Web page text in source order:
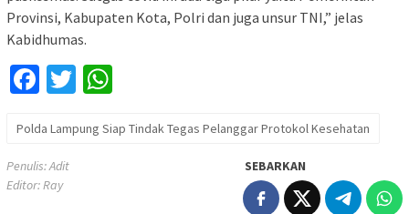
Provinsi, Kabupaten Kota, Polri dan juga unsur TNI,” jelas
Kabidhumas.
Facebook
Twitter
Polda Lampung Siap Tindak Tegas Pelanggar Protokol Kesehatan
Penulis: Adit
Editor: Ray
SEBARKAN